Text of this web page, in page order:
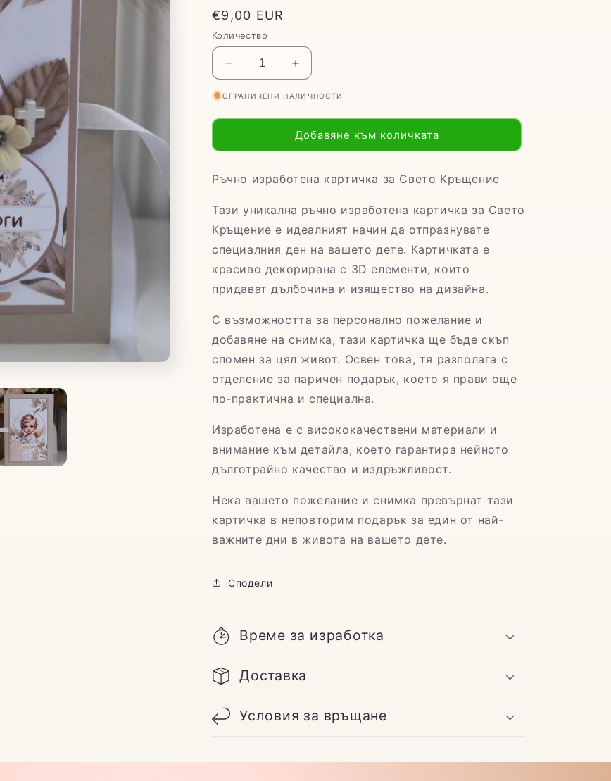
Обичайна
цена
€9,00 EUR
Количество
Намаляване
на
количеството
Кръщение
&quot;Бохо&quot;
Увеличаване
на
количеството
Картичка
за
&quot;Бохо&quot;
ОГРАНИЧЕНИ НАЛИЧНОСТИ
Добавяне към количката
Ръчно изработена картичка за Свето Кръщение
Тази уникална ръчно изработена картичка за Свето
Кръщение е идеалният начин да отпразнувате
специалния ден на вашето дете. Картичката е
красиво декорирана с 3D елементи, които
придават дълбочина и изящество на дизайна.
С възможността за персонално пожелание и
добавяне на снимка, тази картичка ще бъде скъп
спомен за цял живот. Освен това, тя разполага с
отделение за паричен подарък, което я прави още
по-практична и специална.
Изработена е с висококачествени материали и
внимание към детайла, което гарантира нейното
дълготрайно качество и издръжливост.
Нека вашето пожелание и снимка превърнат тази
картичка в неповторим подарък за един от най-
важните дни в живота на вашето дете.
Сподели
Време за изработка
Доставка
Условия за връщане